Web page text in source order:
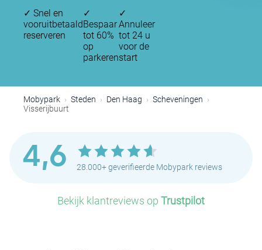
✓ Snel en
vooruitbetaald
reserveren
✓
Bespaar
tot 60%
op
parkeren
✓
Annuleer
tot 24 u
voor de
start
Mobypark Steden Den Haag
Scheveningen
Visserijbuurt
4,6 28.000+ geverifieerde Mobypark reviews
Bekijk klantreviews op Trustpilot